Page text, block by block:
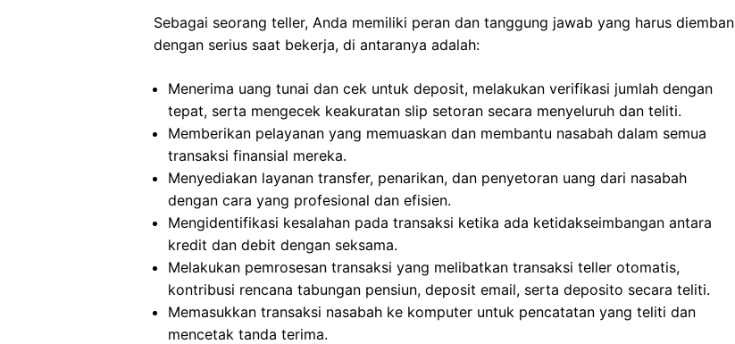
Sebagai seorang teller, Anda memiliki peran dan tanggung jawab yang harus diemban
dengan serius saat bekerja, di antaranya adalah:
Menerima uang tunai dan cek untuk deposit, melakukan verifikasi jumlah dengan
tepat, serta mengecek keakuratan slip setoran secara menyeluruh dan teliti.
Memberikan pelayanan yang memuaskan dan membantu nasabah dalam semua
transaksi finansial mereka.
Menyediakan layanan transfer, penarikan, dan penyetoran uang dari nasabah
dengan cara yang profesional dan efisien.
Mengidentifikasi kesalahan pada transaksi ketika ada ketidakseimbangan antara
kredit dan debit dengan seksama.
Melakukan pemrosesan transaksi yang melibatkan transaksi teller otomatis,
kontribusi rencana tabungan pensiun, deposit email, serta deposito secara teliti.
Memasukkan transaksi nasabah ke komputer untuk pencatatan yang teliti dan
mencetak tanda terima.